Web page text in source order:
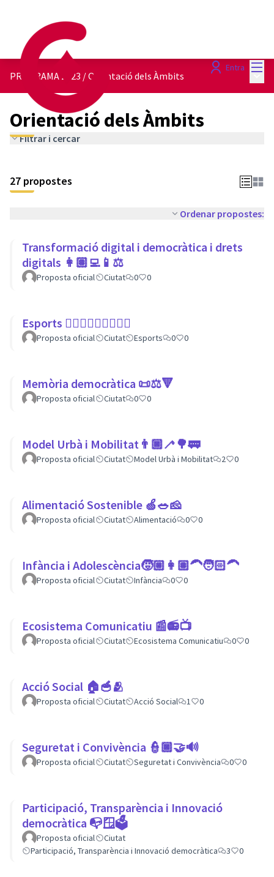
Entra
PROGRAMA 2023 /Orientació dels Àmbits
Orientació dels Àmbits
Filtrar i cercar
27 propostes
Ordenar propostes:
Transformació digital i democràtica i drets
digitals 👩🏽‍💻📱⚖
Proposta oficial Ciutat 0 0
Esports 🏃🏾‍♀⛹🏼‍♀🏄🏼‍♂
Proposta oficial Ciutat Esports 0 0
Memòria democràtica 📜⚖️🔻
Proposta oficial Ciutat 0 0
Model Urbà i Mobilitat👨🏿‍🦯🌳🚃
Proposta oficial Ciutat Model Urbà i Mobilitat 2 0
Alimentació Sostenible 🍏🥗🧀
Proposta oficial Ciutat Alimentació 0 0
Infància i Adolescència🧒🏼👩🏽‍🦱🧑🏻‍🦱
Proposta oficial Ciutat Infància 0 0
Ecosistema Comunicatiu 📰📻📺
Proposta oficial Ciutat Ecosistema Comunicatiu 0 0
Acció Social 🏠🥣🫂
Proposta oficial Ciutat Acció Social 1 0
Seguretat i Convivència 👮🏿🤝🔊
Proposta oficial Ciutat Seguretat i Convivència 0 0
Participació, Transparència i Innovació
democràtica 📭🪟🗳
Proposta oficial
Ciutat
Participació, Transparència i Innovació democràtica
3 0